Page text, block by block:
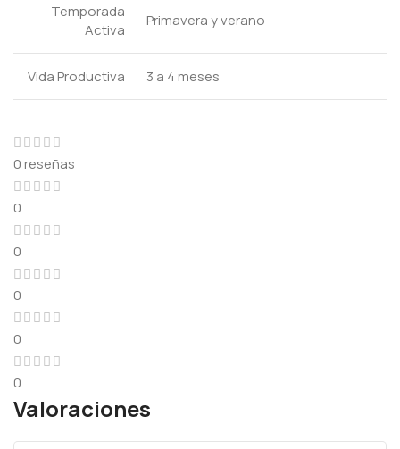
Temporada
Activa
Primavera y verano
Vida Productiva 3 a 4 meses
0 reseñas
0
0
0
0
0
Valoraciones